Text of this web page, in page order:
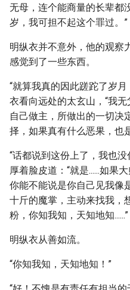
无母，连个能商量的长辈都
岁，我可担不起这个罪过。”
明纵衣并不意外，他的观察
感觉到了一些东西。
“就算我真的因此蹉跎了岁
衣看向远处的太玄山，“我
自己做主，所做出的一切决
择，如果真有什么恶果，也
“话都说到这份上了，我也没
厚着脸皮道：“就是......如果
你能不能说是你自己见我像
十斤的魔掌，主动来找我，
粉，你知我知，天知地知......”
明纵衣从善如流。
“你知我知，天知地知！”